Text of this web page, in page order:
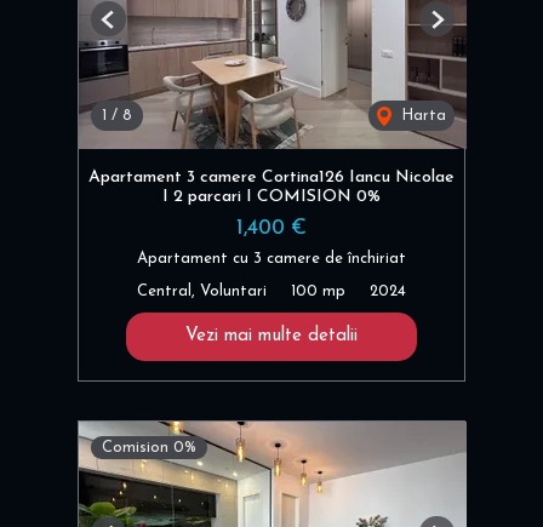
/ 8 Harta
Previous Next
Apartament 3 camere Cortina126 Iancu Nicolae
I 2 parcari I COMISION 0%
1,400 €
Apartament cu 3 camere de închiriat
Central, Voluntari 100 mp 2024
Vezi mai multe detalii
Comision 0%